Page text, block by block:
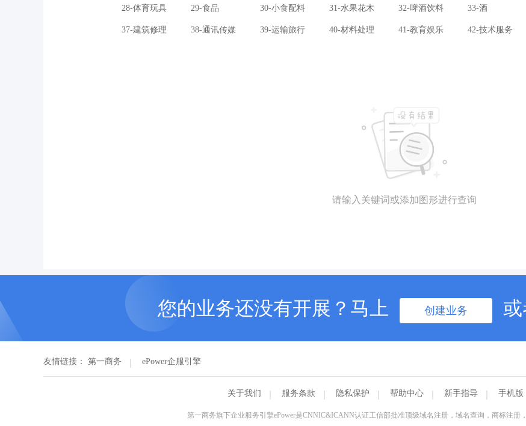
28-体育玩具 29-食品 30-小食配料 31-水果花木 32-啤酒饮料 33-酒
37-建筑修理 38-通讯传媒 39-运输旅行 40-材料处理 41-教育娱乐 42-技术服务
请输入关键词或添加图形进行查询
您的业务还没有开展？马上 创建业务
友情链接： 第一商务 ePower企服引擎
关于我们 服务条款 隐私保护 帮助中心 新手指导 手机版
第一商务旗下企业服务引擎ePower是CNNIC&ICANN认证工信部批准顶级域名注册，域名查询，商标注册